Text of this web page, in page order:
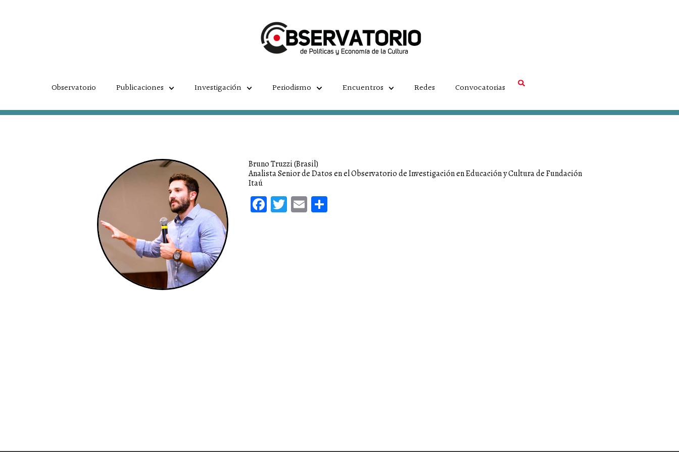
Observatorio Publicaciones Investigación Periodismo Encuentros Redes Convocatorias
Bruno Truzzi (Brasil)
Analista Senior de Datos en el Observatorio de Investigación en Educación y Cultura de Fundación
Itaú
Facebook
Twitter
Email